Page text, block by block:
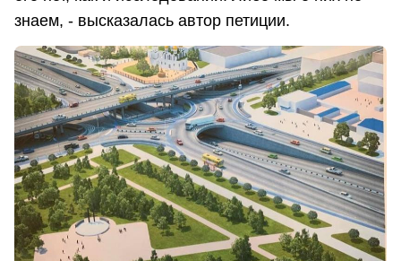
знаем, - высказалась автор петиции.